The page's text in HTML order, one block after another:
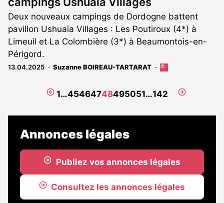
Deux nouveaux campings de Dordogne battent
pavillon Ushuaïa Villages : Les Poutiroux (4*) à
Limeuil et La Colombière (3*) à Beaumontois-en-
Périgord.
13.04.2025 Suzanne BOIREAU-TARTARAT
Cet
réservé
abonnés
Page
1…45464748495051…142
Page
Annonces légales
Publiez vos annonces légales
Consultez les annonces légales